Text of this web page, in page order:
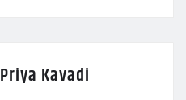
Priya Kavadi